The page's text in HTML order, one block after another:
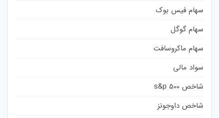
سهام فیس بوک
سهام گوگل
سهام ماکروسافت
سواد مالی
شاخص s&p 500
شاخص داوجونز